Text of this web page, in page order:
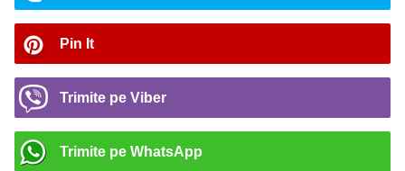
Pin It
Trimite pe Viber
Trimite pe WhatsApp